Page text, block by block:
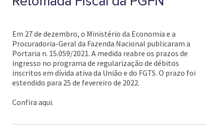
Em 27 de dezembro, o Ministério da Economia e a
Procuradoria-Geral da Fazenda Nacional publicaram a
Portaria n. 15.059/2021. A medida reabre os prazos de
ingresso no programa de regularização de débitos
inscritos em dívida ativa da União e do FGTS. O prazo foi
estendido para 25 de fevereiro de 2022.
Confira aqui.